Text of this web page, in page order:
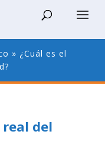
» ¿Cuál es el
real del